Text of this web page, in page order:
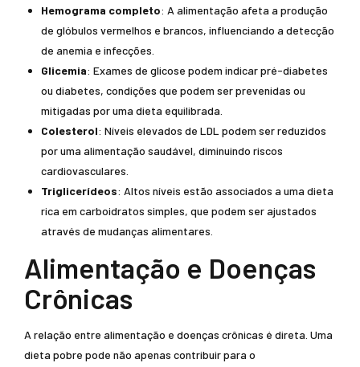
Hemograma completo: A alimentação afeta a produção
de glóbulos vermelhos e brancos, influenciando a detecção
de anemia e infecções.
Glicemia: Exames de glicose podem indicar pré-diabetes
ou diabetes, condições que podem ser prevenidas ou
mitigadas por uma dieta equilibrada.
Colesterol: Níveis elevados de LDL podem ser reduzidos
por uma alimentação saudável, diminuindo riscos
cardiovasculares.
Triglicerídeos: Altos níveis estão associados a uma dieta
rica em carboidratos simples, que podem ser ajustados
através de mudanças alimentares.
Alimentação e Doenças
Crônicas
A relação entre alimentação e doenças crônicas é direta. Uma
dieta pobre pode não apenas contribuir para o